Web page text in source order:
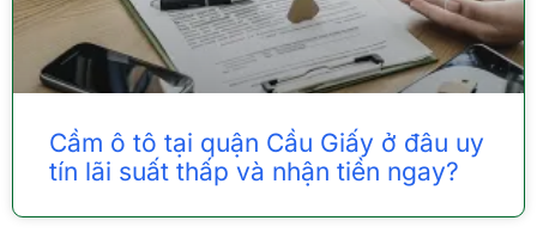
Cầm ô tô tại quận Cầu Giấy ở đâu uy
tín lãi suất thấp và nhận tiền ngay?